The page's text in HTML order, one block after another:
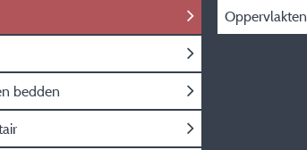
bedden
Oppervlakten